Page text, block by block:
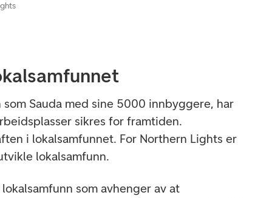
Sauda med sine 5000 innbyggere, har
sikres for framtiden.
i lokalsamfunnet. For Northern Lights er
lokalsamfunn.
som avhenger av at